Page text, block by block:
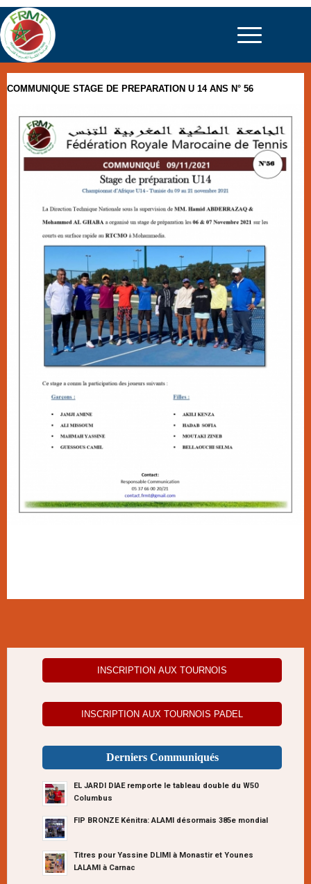
COMMUNIQUE STAGE DE PREPARATION U 14 ANS N° 56
INSCRIPTION AUX TOURNOIS
INSCRIPTION AUX TOURNOIS PADEL
Derniers Communiqués
EL JARDI DIAE remporte le tableau double du W50
Columbus
FIP BRONZE Kénitra: ALAMI désormais 385e mondial
Titres pour Yassine DLIMI à Monastir et Younes
LALAMI à Carnac